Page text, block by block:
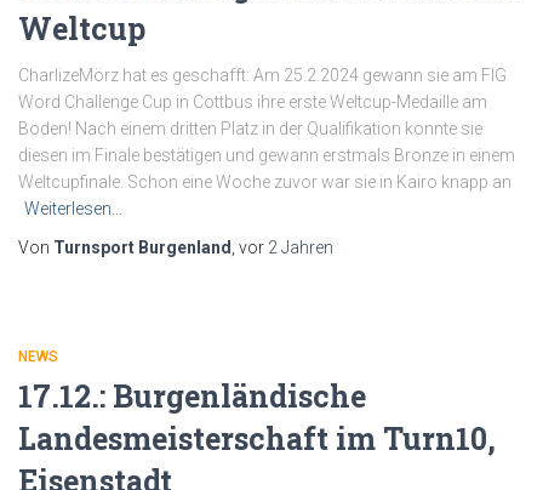
Weltcup
CharlizeMörz hat es geschafft: Am 25.2.2024 gewann sie am FIG
Word Challenge Cup in Cottbus ihre erste Weltcup-Medaille am
Boden! Nach einem dritten Platz in der Qualifikation konnte sie
diesen im Finale bestätigen und gewann erstmals Bronze in einem
Weltcupfinale. Schon eine Woche zuvor war sie in Kairo knapp an
Weiterlesen…
Von Turnsport Burgenland , vor 2 Jahren
NEWS
17.12.: Burgenländische
Landesmeisterschaft im Turn10,
Eisenstadt